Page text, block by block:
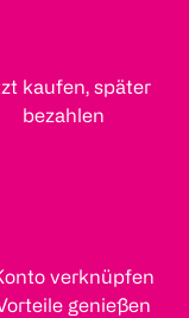
kaufen, später
bezahlen
verknüpfen
genießen